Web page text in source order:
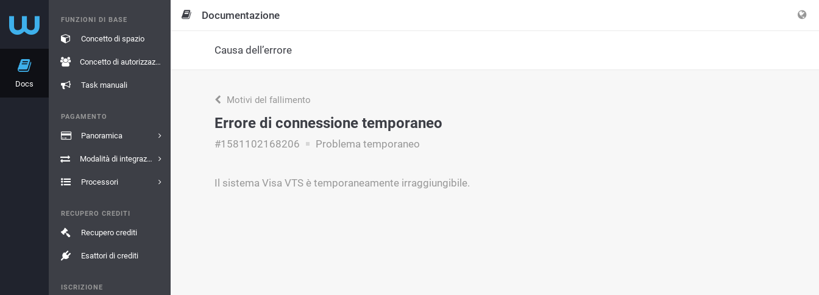
Docs
FUNZIONI DI BASE
Concetto di spazio
Concetto di autorizzazione
Task manuali
PAGAMENTO
Panoramica
Modalità di integrazione
Processori
RECUPERO CREDITI
Recupero crediti
Esattori di crediti
ISCRIZIONE
Documentazione
Causa dell’errore
Motivi del fallimento
Errore di connessione temporaneo
#1581102168206 Problema temporaneo
Il sistema Visa VTS è temporaneamente irraggiungibile.